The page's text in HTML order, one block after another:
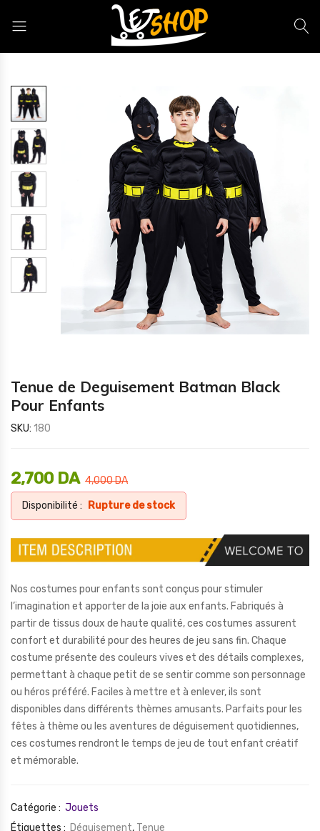
Tenue de Deguisement Batman Black
Pour Enfants
SKU: 180
4,000DA
2,700 DA
Disponibilité : Rupture de stock
Nos costumes pour enfants sont conçus pour stimuler
l’imagination et apporter de la joie aux enfants. Fabriqués à
partir de tissus doux de haute qualité, ces costumes assurent
confort et durabilité pour des heures de jeu sans fin. Chaque
costume présente des couleurs vives et des détails complexes,
permettant à chaque petit de se sentir comme son personnage
ou héros préféré. Faciles à mettre et à enlever, ils sont
disponibles dans différents thèmes amusants. Parfaits pour les
fêtes à thème ou les aventures de déguisement quotidiennes,
ces costumes rendront le temps de jeu de tout enfant créatif
et mémorable.
Catégorie : Jouets
Étiquettes : Déguisement, Tenue